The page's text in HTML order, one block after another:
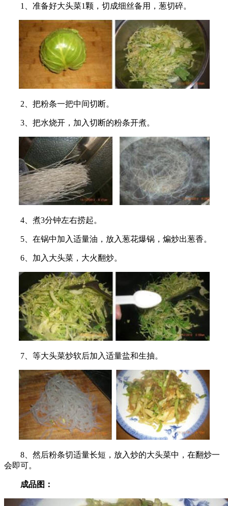
1、准备好大头菜1颗，切成细丝备用，葱切碎。
2、把粉条一把中间切断。
3、把水烧开，加入切断的粉条开煮。
4、煮3分钟左右捞起。
5、在锅中加入适量油，放入葱花爆锅，煸炒出葱香。
6、加入大头菜，大火翻炒。
7、等大头菜炒软后加入适量盐和生抽。
8、然后粉条切适量长短，放入炒的大头菜中，在翻炒一
会即可。
成品图：